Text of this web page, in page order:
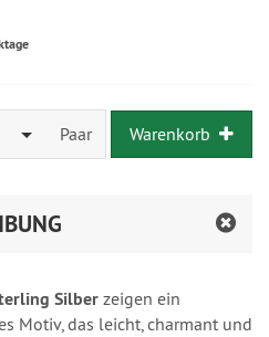
Paar Warenkorb
Silber zeigen ein
Motiv, das leicht, charmant und